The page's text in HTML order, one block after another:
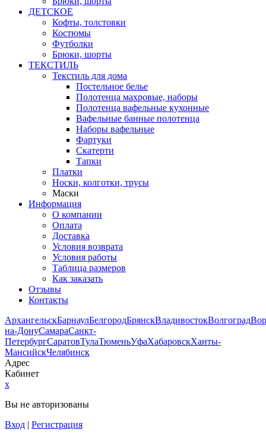
ДЕТСКОЕ
Кофты, толстовки
Костюмы
Футболки
Брюки, шорты
ТЕКСТИЛЬ
Текстиль для дома
Постельное белье
Полотенца махровые, наборы
Полотенца вафельные кухонные
Вафельные банные полотенца
Наборы вафельные
Фартуки
Скатерти
Тапки
Платки
Носки, колготки, трусы
Маски
Информация
О компании
Оплата
Доставка
Условия возврата
Условия работы
Таблица размеров
Как заказать
Отзывы
Контакты
АрхангельскБарнаулБелгородБрянскВладивостокВолгоград
на-ДонуСамараСанкт-
ПетербургСаратовТулаТюменьУфаХабаровскХанты-
МансийскЧелябинск
Адрес
Кабинет
x
Вы не авторизованы
Вход | Регистрация